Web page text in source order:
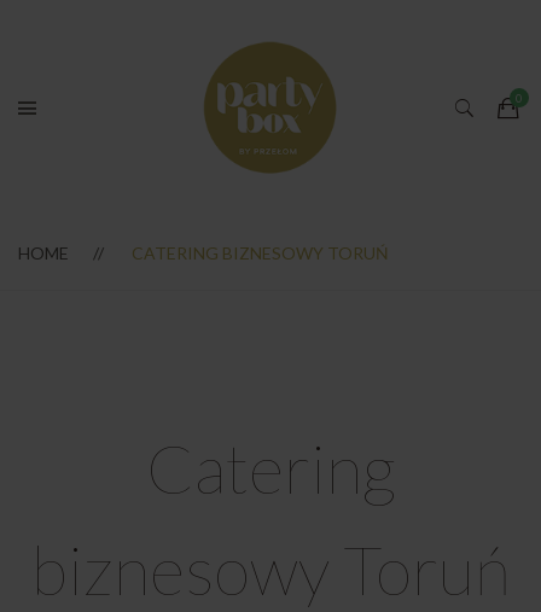
HOME CATERING BIZNESOWY TORUŃ
Catering
biznesowy Toruń